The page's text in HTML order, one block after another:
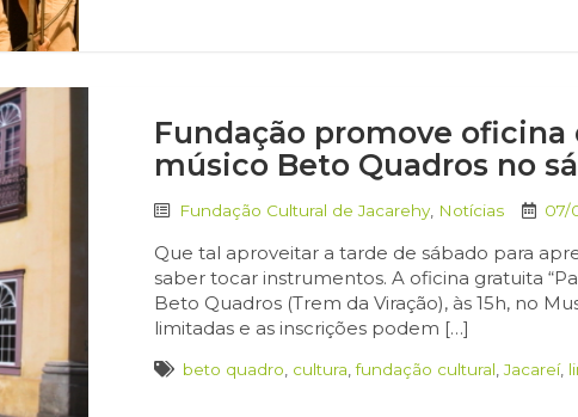
Fundação promove
músico Beto Quadros no
Fundação Cultural de Jacarehy Notícias 07/
Que tal aproveitar a tarde de sábado para
saber tocar instrumentos. A oficina gratuita
Beto Quadros (Trem da Viração), às 15h, no
limitadas e as inscrições podem […]
beto quadro cultura ,fundação cultural ,Jacareí,